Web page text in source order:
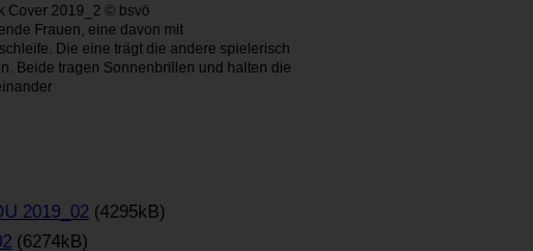
Cover 2019_2 © bsvö
Frauen, eine davon mit
Die eine trägt die andere spielerisch
Beide tragen Sonnenbrillen und halten die
2019_02 (4295kB)
(6274kB)